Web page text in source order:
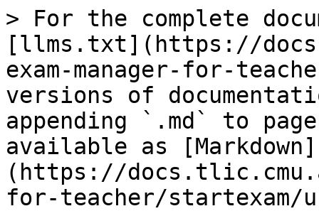
> For the complete
[llms.txt](https://
exam-manager-for-
versions of
appending `.md` to
available as [Markdown]
(https://
for-teacher/startexam/